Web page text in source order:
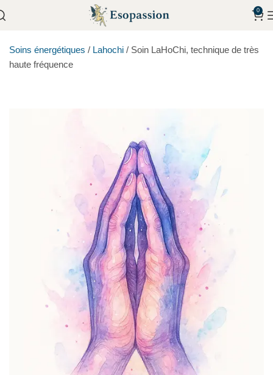
0
Soins énergétiques / Lahochi / Soin LaHoChi, technique de très
haute fréquence